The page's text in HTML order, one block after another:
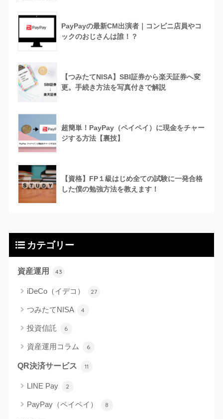
PayPayの最新CM出演者｜コンビニ店員やコ
ックのおじさんは誰！？
【つみたてNISA】SBI証券から楽天証券へ変
更。手続き方法を写真付きで解説
超簡単！PayPay（ペイペイ）に現金をチャー
ジする方法【裏技】
【資格】FP１級はじめ全ての試験に一発合格
した僕の勉強方法を教えます！
カテゴリー
資産運用 43
iDeCo（イデコ） 27
つみたてNISA 4
投資信託 6
資産運用コラム 6
QR決済サービス 11
LINE Pay 2
PayPay（ペイペイ） 8